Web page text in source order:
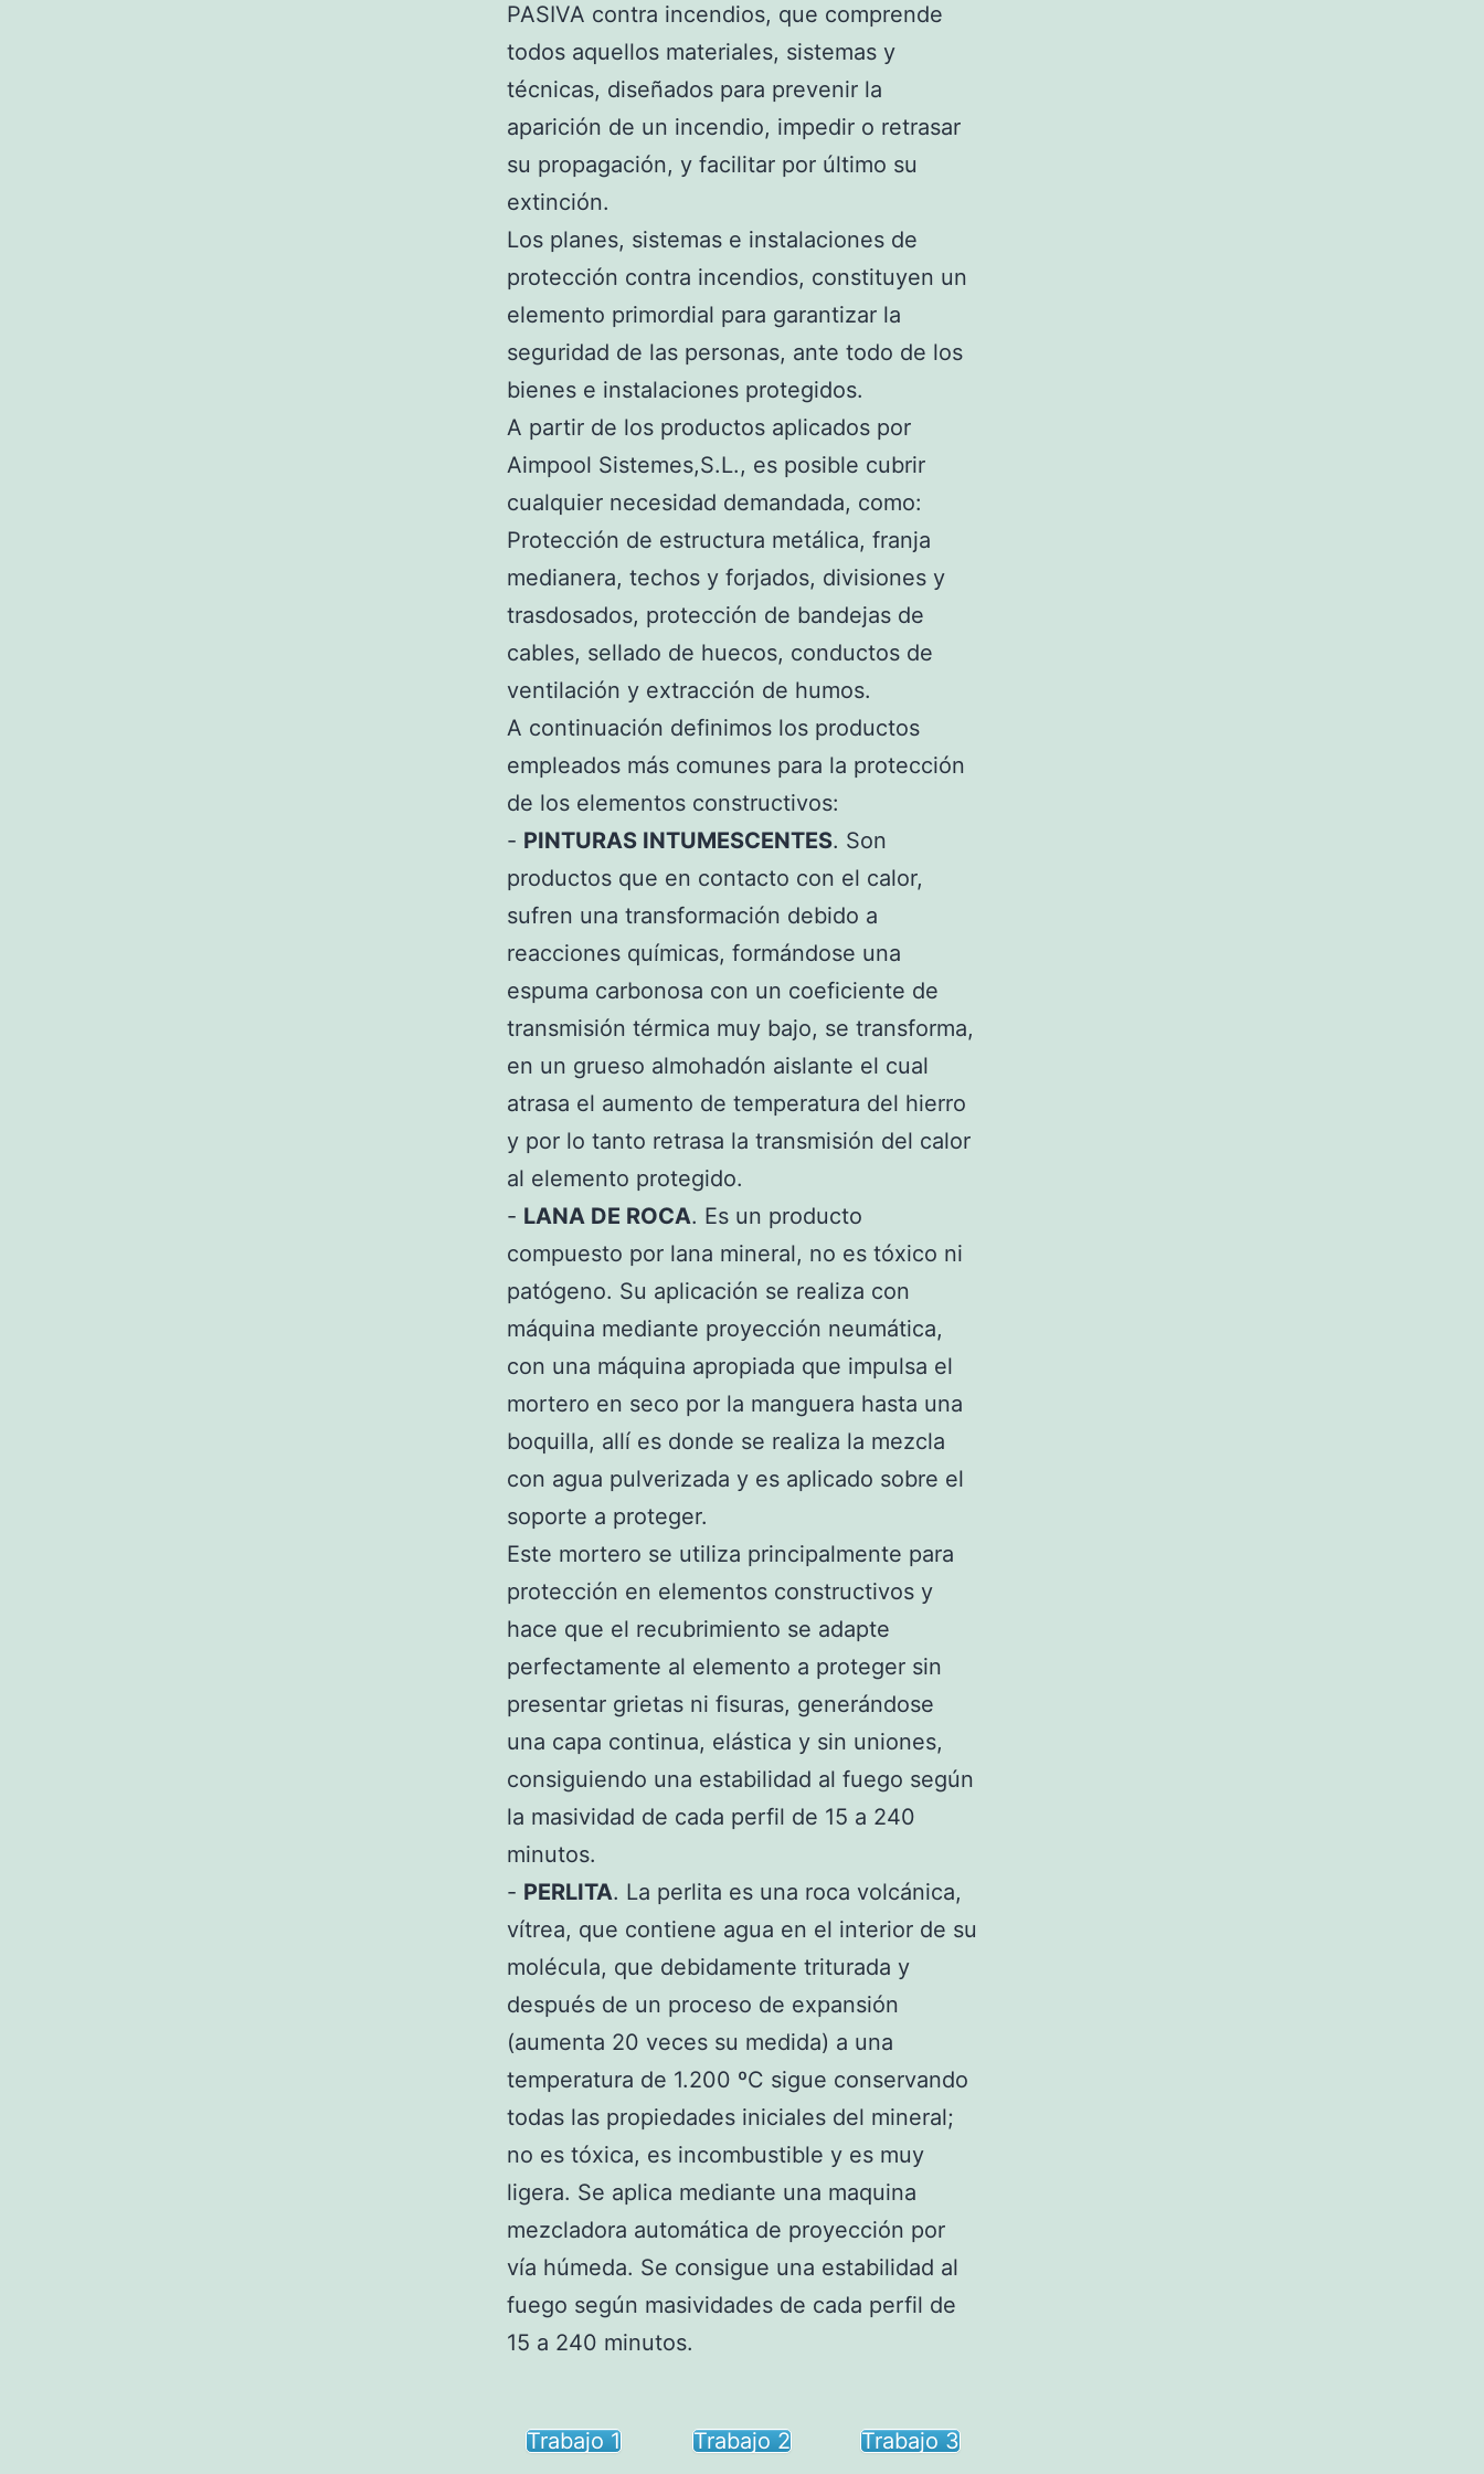
PASIVA contra incendios, que comprende
todos aquellos materiales, sistemas y
técnicas, diseñados para prevenir la
aparición de un incendio, impedir o retrasar
su propagación, y facilitar por último su
extinción.
Los planes, sistemas e instalaciones de
protección contra incendios, constituyen un
elemento primordial para garantizar la
seguridad de las personas, ante todo de los
bienes e instalaciones protegidos.
A partir de los productos aplicados por
Aimpool Sistemes,S.L., es posible cubrir
cualquier necesidad demandada, como:
Protección de estructura metálica, franja
medianera, techos y forjados, divisiones y
trasdosados, protección de bandejas de
cables, sellado de huecos, conductos de
ventilación y extracción de humos.
A continuación definimos los productos
empleados más comunes para la protección
de los elementos constructivos:
- PINTURAS INTUMESCENTES. Son
productos que en contacto con el calor,
sufren una transformación debido a
reacciones químicas, formándose una
espuma carbonosa con un coeficiente de
transmisión térmica muy bajo, se transforma,
en un grueso almohadón aislante el cual
atrasa el aumento de temperatura del hierro
y por lo tanto retrasa la transmisión del calor
al elemento protegido.
- LANA DE ROCA. Es un producto
compuesto por lana mineral, no es tóxico ni
patógeno. Su aplicación se realiza con
máquina mediante proyección neumática,
con una máquina apropiada que impulsa el
mortero en seco por la manguera hasta una
boquilla, allí es donde se realiza la mezcla
con agua pulverizada y es aplicado sobre el
soporte a proteger.
Este mortero se utiliza principalmente para
protección en elementos constructivos y
hace que el recubrimiento se adapte
perfectamente al elemento a proteger sin
presentar grietas ni fisuras, generándose
una capa continua, elástica y sin uniones,
consiguiendo una estabilidad al fuego según
la masividad de cada perfil de 15 a 240
minutos.
- PERLITA. La perlita es una roca volcánica,
vítrea, que contiene agua en el interior de su
molécula, que debidamente triturada y
después de un proceso de expansión
(aumenta 20 veces su medida) a una
temperatura de 1.200 ºC sigue conservando
todas las propiedades iniciales del mineral;
no es tóxica, es incombustible y es muy
ligera. Se aplica mediante una maquina
mezcladora automática de proyección por
vía húmeda. Se consigue una estabilidad al
fuego según masividades de cada perfil de
15 a 240 minutos.
Trabajo 1 Trabajo 2 Trabajo 3